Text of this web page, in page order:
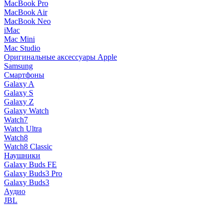
MacBook Pro
MacBook Air
MacBook Neo
iMac
Mac Mini
Mac Studio
Оригинальные аксессуары Apple
Samsung
Смартфоны
Galaxy A
Galaxy S
Galaxy Z
Galaxy Watch
Watch7
Watch Ultra
Watch8
Watch8 Classic
Наушники
Galaxy Buds FE
Galaxy Buds3 Pro
Galaxy Buds3
Аудио
JBL